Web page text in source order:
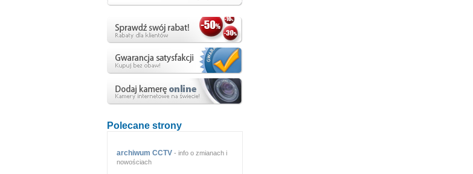
Polecane strony
archiwum CCTV - info o zmianach i
nowościach